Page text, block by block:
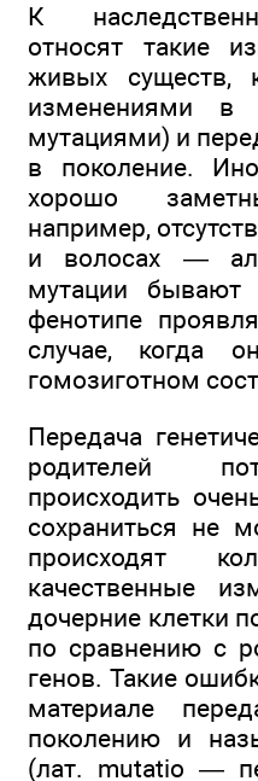
К
относят такие
живых существ,
изменениями в
мутациями) и
в поколение.
хорошо
например,
и волосах —
мутации
фенотипе
случае, когда
гомозиготном
Передача
родителей
происходить
сохраниться не
происходят
качественные
дочерние клетки
по сравнению с
генов. Такие
материале
поколению и
(лат. mutatio —